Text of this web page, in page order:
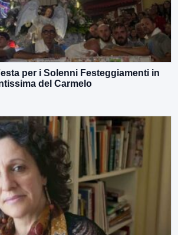
per i Solenni Festeggiamenti in
del Carmelo